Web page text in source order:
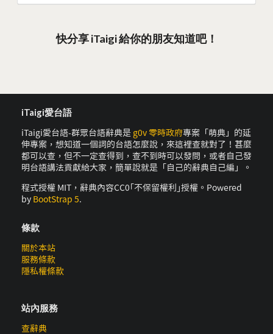
快分享 iTaigi 給你的朋友知道吧！
iTaigi愛台語
iTaigi愛台語-群眾台語辭典是 g0v 零時政府專案「萌典」的延
伸專案，想知道一個詞的台語怎麼說，來這裡查就對了！甚麼
都可以查，但不一定查得到，查不到時可以發問，或者自己發
明台語講法貢獻給大家，簡單說就是「自己的辭典自己編」。
程式授權 MIT，辭典內容CC0｢不保留權利｣授權。Powered
by BootStrap 5.
條款
關於本站
服務條款
隱私權條款
站內服務
查辭典